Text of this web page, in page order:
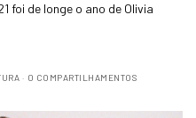
foi de longe o ano de Olivia
0 COMPARTILHAMENTOS